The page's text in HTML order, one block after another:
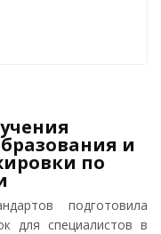
и
по
подготовила
для специалистов в